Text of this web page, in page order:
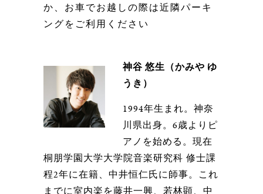
か、お車でお越しの際は近隣パーキ
ングをご利用ください
神谷 悠生（かみや ゆ
うき）
1994年生まれ。神奈
川県出身。6歳よりピ
アノを始める。現在
桐朋学園大学大学院音楽研究科 修士課
程2年に在籍、中井恒仁氏に師事。これ
までに室内楽を藤井一興、若林顕、中